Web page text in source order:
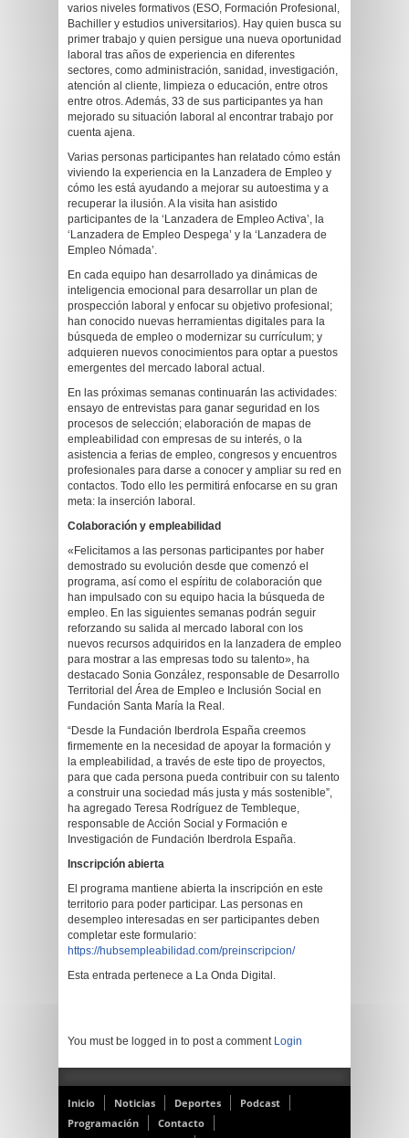
varios niveles formativos (ESO, Formación Profesional,
Bachiller y estudios universitarios). Hay quien busca su
primer trabajo y quien persigue una nueva oportunidad
laboral tras años de experiencia en diferentes
sectores, como administración, sanidad, investigación,
atención al cliente, limpieza o educación, entre otros
entre otros. Además, 33 de sus participantes ya han
mejorado su situación laboral al encontrar trabajo por
cuenta ajena.
Varias personas participantes han relatado cómo están
viviendo la experiencia en la Lanzadera de Empleo y
cómo les está ayudando a mejorar su autoestima y a
recuperar la ilusión. A la visita han asistido
participantes de la ‘Lanzadera de Empleo Activa’, la
‘Lanzadera de Empleo Despega’ y la ‘Lanzadera de
Empleo Nómada’.
En cada equipo han desarrollado ya dinámicas de
inteligencia emocional para desarrollar un plan de
prospección laboral y enfocar su objetivo profesional;
han conocido nuevas herramientas digitales para la
búsqueda de empleo o modernizar su currículum; y
adquieren nuevos conocimientos para optar a puestos
emergentes del mercado laboral actual.
En las próximas semanas continuarán las actividades:
ensayo de entrevistas para ganar seguridad en los
procesos de selección; elaboración de mapas de
empleabilidad con empresas de su interés, o la
asistencia a ferias de empleo, congresos y encuentros
profesionales para darse a conocer y ampliar su red en
contactos. Todo ello les permitirá enfocarse en su gran
meta: la inserción laboral.
Colaboración y empleabilidad
«Felicitamos a las personas participantes por haber
demostrado su evolución desde que comenzó el
programa, así como el espíritu de colaboración que
han impulsado con su equipo hacia la búsqueda de
empleo. En las siguientes semanas podrán seguir
reforzando su salida al mercado laboral con los
nuevos recursos adquiridos en la lanzadera de empleo
para mostrar a las empresas todo su talento», ha
destacado Sonia González, responsable de Desarrollo
Territorial del Área de Empleo e Inclusión Social en
Fundación Santa María la Real.
“Desde la Fundación Iberdrola España creemos
firmemente en la necesidad de apoyar la formación y
la empleabilidad, a través de este tipo de proyectos,
para que cada persona pueda contribuir con su talento
a construir una sociedad más justa y más sostenible”,
ha agregado Teresa Rodríguez de Tembleque,
responsable de Acción Social y Formación e
Investigación de Fundación Iberdrola España.
Inscripción abierta
El programa mantiene abierta la inscripción en este
territorio para poder participar. Las personas en
desempleo interesadas en ser participantes deben
completar este formulario:
https://hubsempleabilidad.com/preinscripcion/
Esta entrada pertenece a La Onda Digital.
You must be logged in to post a comment Login
Inicio Noticias Deportes
Podcast
Programación
Contacto